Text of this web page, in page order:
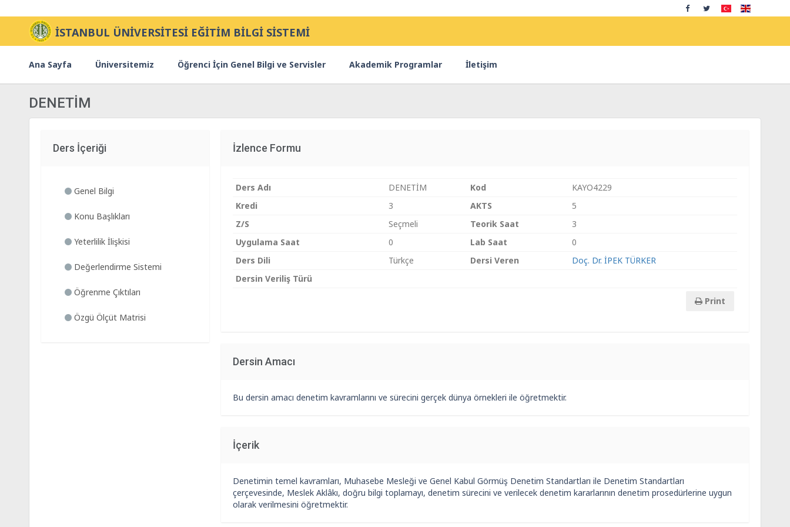
İSTANBUL ÜNİVERSİTESİ EĞİTİM BİLGİ SİSTEMİ
Ana Sayfa Üniversitemiz Öğrenci İçin Genel Bilgi ve Servisler Akademik Programlar İletişim
DENETİM
Ders İçeriği
Genel Bilgi
Konu Başlıkları
Yeterlilik İlişkisi
Değerlendirme Sistemi
Öğrenme Çıktıları
Özgü Ölçüt Matrisi
İzlence Formu
Ders Adı DENETİM Kod
KAYO4229
Kredi
3 AKTS
5
Z/S
Seçmeli Teorik Saat
3
Uygulama Saat
0 Lab Saat
0
Ders Dili
Türkçe Dersi Veren
Doç. Dr. İPEK TÜRKER
Dersin Veriliş Türü
Print
Dersin Amacı
Bu dersin amacı denetim kavramlarını ve sürecini gerçek dünya örnekleri ile öğretmektir.
İçerik
Denetimin temel kavramları, Muhasebe Mesleği ve Genel Kabul Görmüş Denetim Standartları ile Denetim Standartları
çerçevesinde, Meslek Aklâkı, doğru bilgi toplamayı, denetim sürecini ve verilecek denetim kararlarının denetim prosedürlerine uygun
olarak verilmesini öğretmektir.